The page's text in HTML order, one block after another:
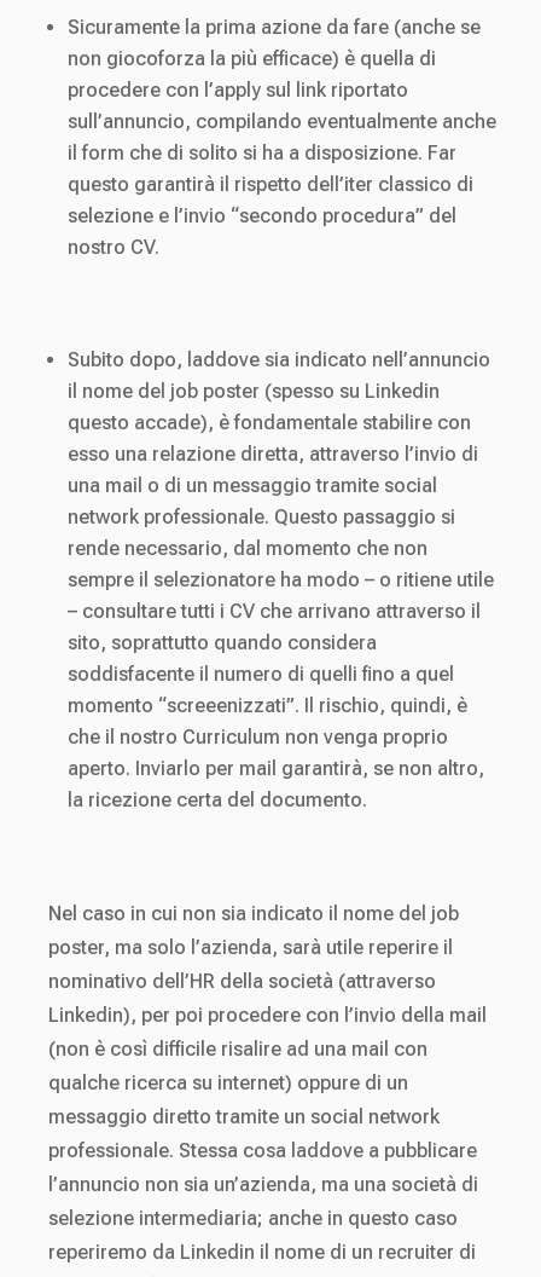
Sicuramente la prima azione da fare (anche se
non giocoforza la più efficace) è quella di
procedere con l’apply sul link riportato
sull’annuncio, compilando eventualmente anche
il form che di solito si ha a disposizione. Far
questo garantirà il rispetto dell’iter classico di
selezione e l’invio “secondo procedura” del
nostro CV.
Subito dopo, laddove sia indicato nell’annuncio
il nome del job poster (spesso su Linkedin
questo accade), è fondamentale stabilire con
esso una relazione diretta, attraverso l’invio di
una mail o di un messaggio tramite social
network professionale. Questo passaggio si
rende necessario, dal momento che non
sempre il selezionatore ha modo – o ritiene utile
– consultare tutti i CV che arrivano attraverso il
sito, soprattutto quando considera
soddisfacente il numero di quelli fino a quel
momento “screeenizzati”. Il rischio, quindi, è
che il nostro Curriculum non venga proprio
aperto. Inviarlo per mail garantirà, se non altro,
la ricezione certa del documento.
Nel caso in cui non sia indicato il nome del job
poster, ma solo l’azienda, sarà utile reperire il
nominativo dell’HR della società (attraverso
Linkedin), per poi procedere con l’invio della mail
(non è così difficile risalire ad una mail con
qualche ricerca su internet) oppure di un
messaggio diretto tramite un social network
professionale. Stessa cosa laddove a pubblicare
l’annuncio non sia un’azienda, ma una società di
selezione intermediaria; anche in questo caso
reperiremo da Linkedin il nome di un recruiter di